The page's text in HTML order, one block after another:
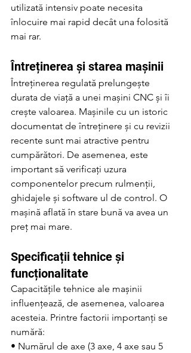
utilizată intensiv poate necesita
înlocuire mai rapid decât una folosită
mai rar.
Întreținerea și starea mașinii
Întreținerea regulată prelungește
durata de viață a unei mașini CNC și îi
crește valoarea. Mașinile cu un istoric
documentat de întreținere și cu revizii
recente sunt mai atractive pentru
cumpărători. De asemenea, este
important să verificați uzura
componentelor precum rulmenții,
ghidajele și software ul de control. O
mașină aflată în stare bună va avea un
preț mai mare.
Specificații tehnice și
funcționalitate
Capacitățile tehnice ale mașinii
influențează, de asemenea, valoarea
acesteia. Printre factorii importanți se
numără:
• Numărul de axe (3 axe, 4 axe sau 5